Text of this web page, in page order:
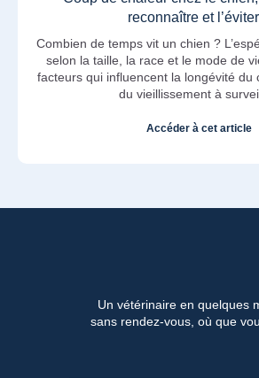
reconnaître et
Combien de temps vit un chien ?
selon la taille, la race et le mode de
facteurs qui influencent la longévité du
du vieillissement à
Accéder à cet article
Un vétérinaire en quelques
sans rendez-vous, où que